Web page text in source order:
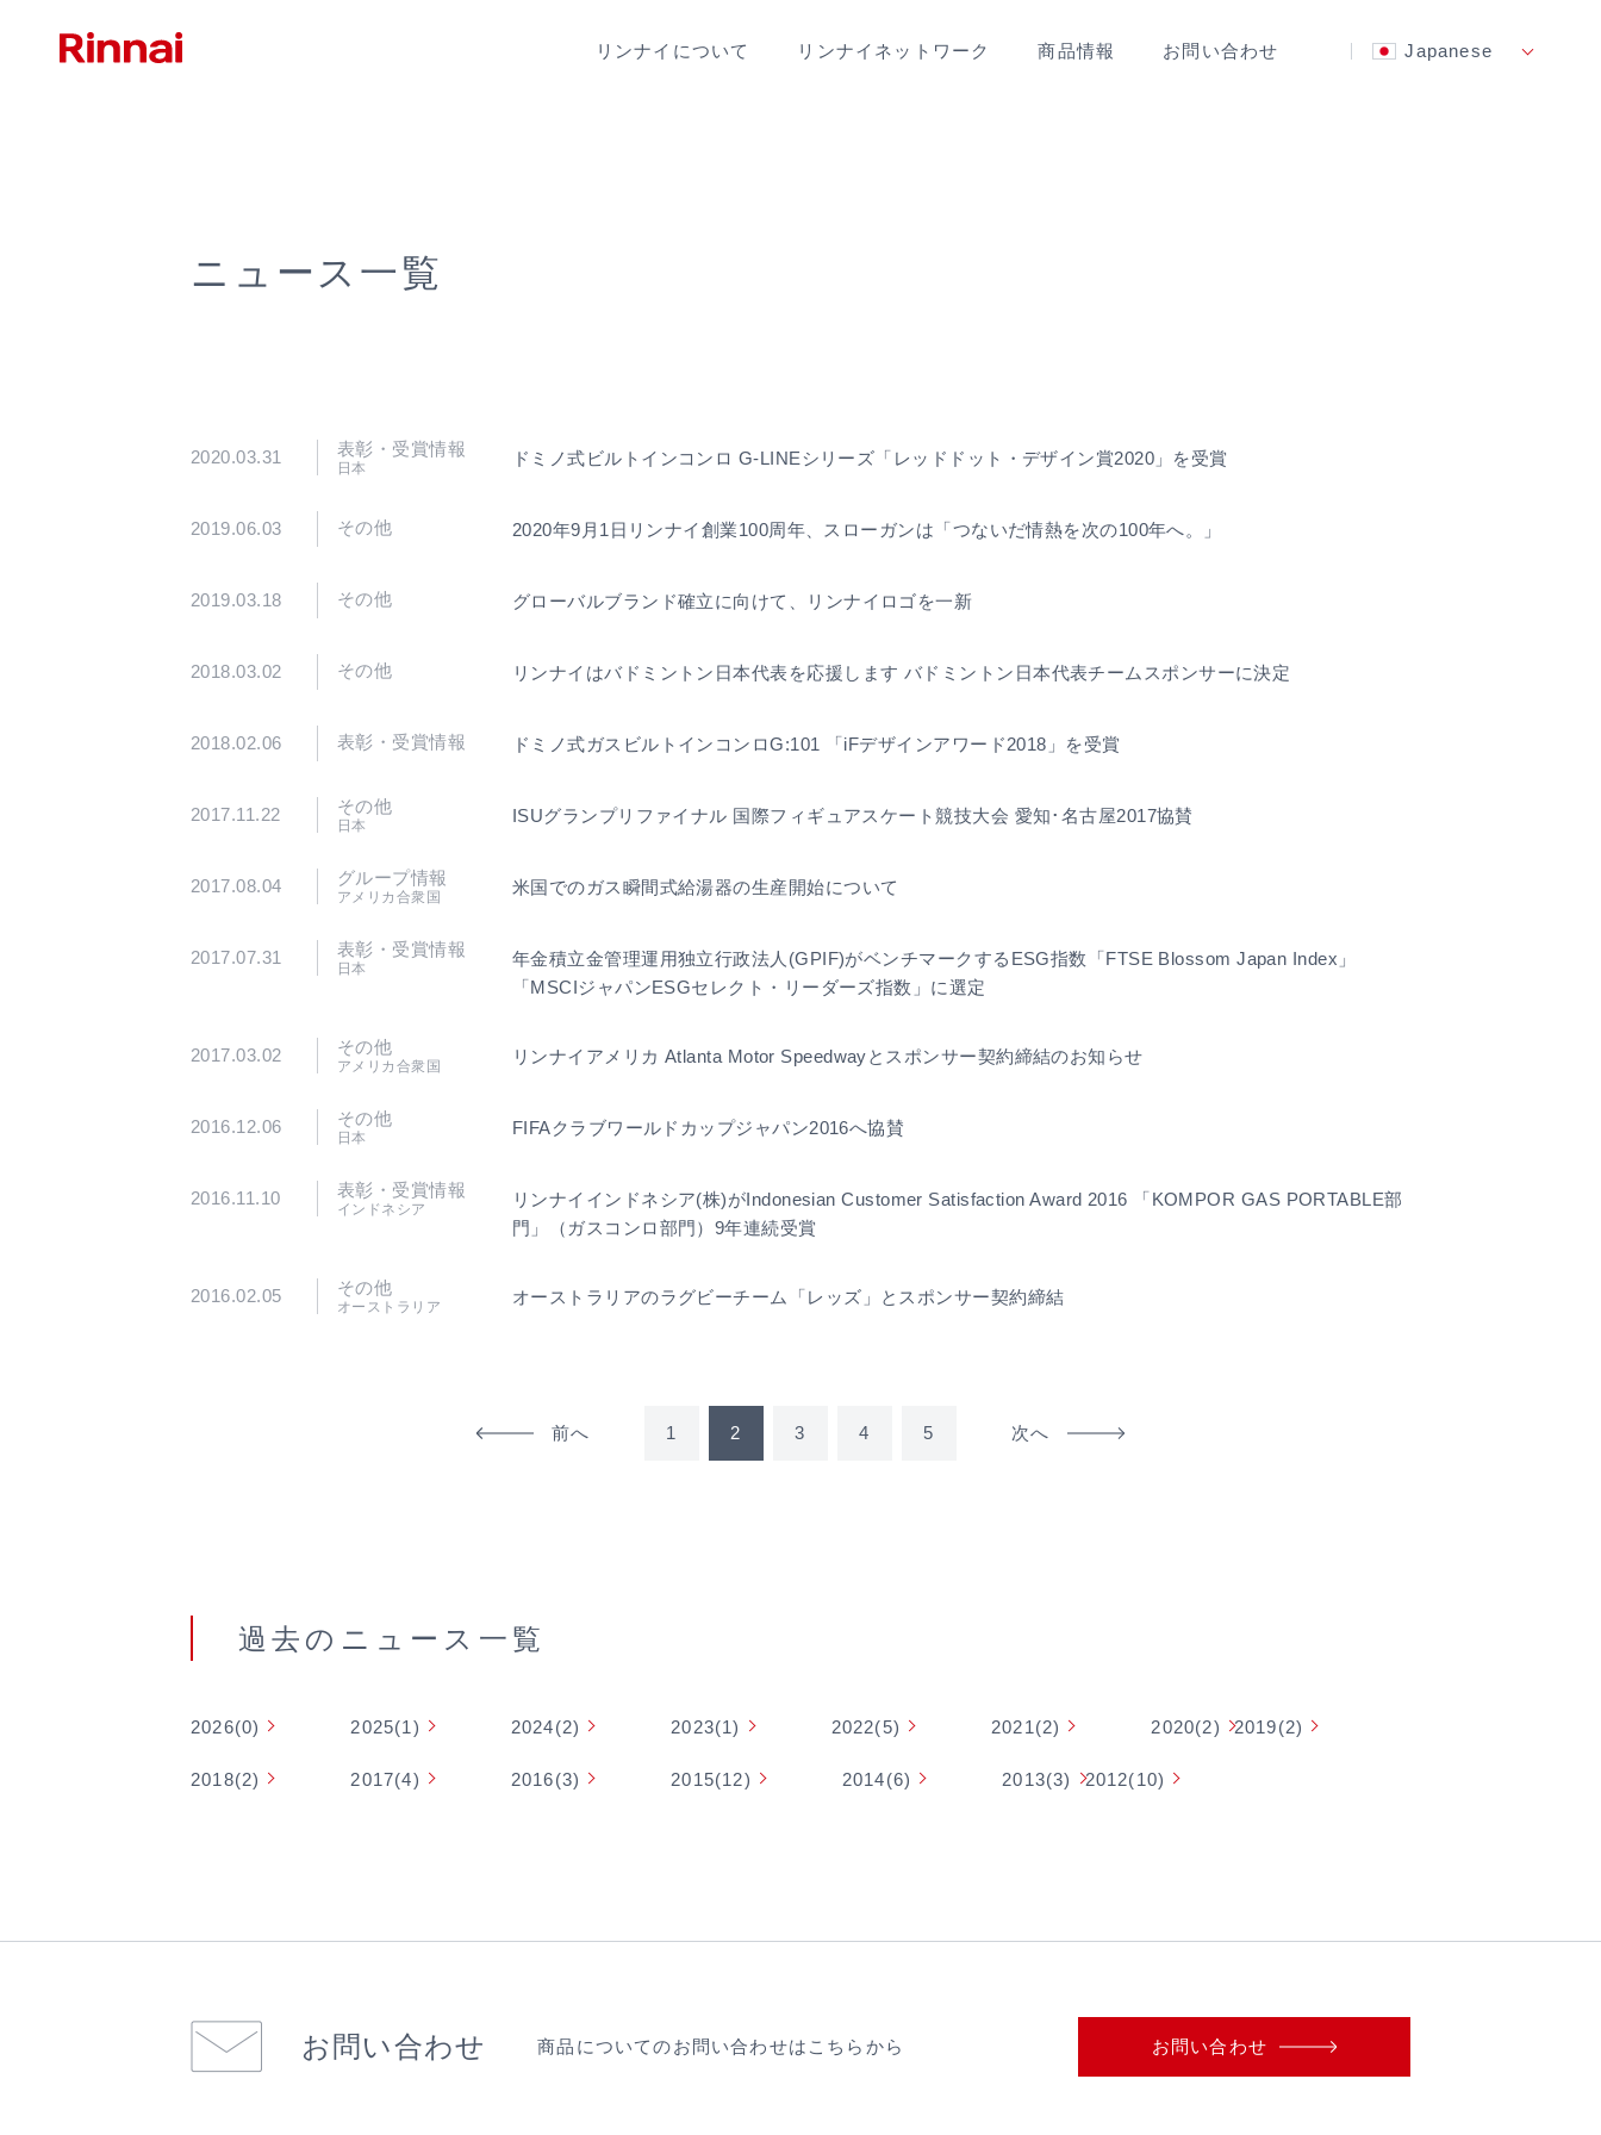
リンナイ について リンナイ ネットワーク 商品情報 お問い合わせ Japanese
ニュース一覧
2020.03.31 表彰・受賞情報
日本 ドミノ式ビルトインコンロ G-LINEシリーズ「レッドドット・デザイン賞2020」を受賞
2019.06.03 その他 2020年9月1日リンナイ創業100周年、スローガンは「つないだ情熱を次の100年へ。」
2019.03.18 その他 グローバルブランド確立に向けて、リンナイロゴを一新
2018.03.02 その他 リンナイはバドミントン日本代表を応援します バドミントン日本代表チームスポンサーに決定
2018.02.06 表彰・受賞情報 ドミノ式ガスビルトインコンロG:101 「iFデザインアワード2018」を受賞
2017.11.22 その他
日本 ISUグランプリファイナル 国際フィギュアスケート競技大会 愛知･名古屋2017協賛
2017.08.04 グループ情報
アメリカ合衆国 米国でのガス瞬間式給湯器の生産開始について
2017.07.31 表彰・受賞情報
日本
年金積立金管理運用独立行政法人(GPIF)がベンチマークするESG指数「FTSE Blossom Japan Index」
「MSCIジャパンESGセレクト・リーダーズ指数」に選定
2017.03.02 その他
アメリカ合衆国 リンナイアメリカ Atlanta Motor Speedwayとスポンサー契約締結のお知らせ
2016.12.06 その他
日本 FIFAクラブワールドカップジャパン2016へ協賛
2016.11.10 表彰・受賞情報
インドネシア
リンナイインドネシア(株)がIndonesian Customer Satisfaction Award 2016 「KOMPOR GAS PORTABLE部
門」（ガスコンロ部門）9年連続受賞
2016.02.05 その他
オーストラリア オーストラリアのラグビーチーム「レッズ」とスポンサー契約締結
前へ 1 2 3 4 5 次へ
過去のニュース⼀覧
2026(0) 2025(1) 2024(2) 2023(1) 2022(5) 2021(2) 2020(2) 2019(2)
2018(2) 2017(4) 2016(3) 2015(12) 2014(6) 2013(3) 2012(10)
お問い合わせ 商品についてのお問い合わせはこちらから お問い合わせ